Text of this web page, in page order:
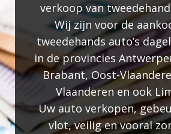
verkoop van
Wij zijn voor de
tweedehands auto’s
in de provincies
Brabant, Oost-
Vlaanderen en ook
Uw auto verkopen,
vlot, veilig en vooral